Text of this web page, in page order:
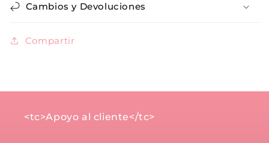
Cambios y Devoluciones
Compartir
<tc>Apoyo al cliente</tc>